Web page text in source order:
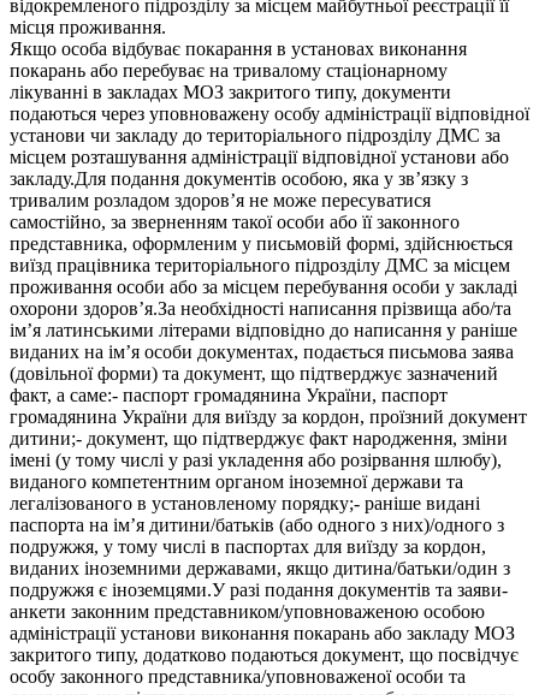
відокремленого підрозділу за місцем майбутньої реєстрації її
місця проживання.
Якщо особа відбуває покарання в установах виконання
покарань або перебуває на тривалому стаціонарному
лікуванні в закладах МОЗ закритого типу, документи
подаються через уповноважену особу адміністрації відповідної
установи чи закладу до територіального підрозділу ДМС за
місцем розташування адміністрації відповідної установи або
закладу.Для подання документів особою, яка у зв’язку з
тривалим розладом здоров’я не може пересуватися
самостійно, за зверненням такої особи або її законного
представника, оформленим у письмовій формі, здійснюється
виїзд працівника територіального підрозділу ДМС за місцем
проживання особи або за місцем перебування особи у закладі
охорони здоров’я.За необхідності написання прізвища або/та
ім’я латинськими літерами відповідно до написання у раніше
виданих на ім’я особи документах, подається письмова заява
(довільної форми) та документ, що підтверджує зазначений
факт, а саме:- паспорт громадянина України, паспорт
громадянина України для виїзду за кордон, проїзний документ
дитини;- документ, що підтверджує факт народження, зміни
імені (у тому числі у разі укладення або розірвання шлюбу),
виданого компетентним органом іноземної держави та
легалізованого в установленому порядку;- раніше видані
паспорта на ім’я дитини/батьків (або одного з них)/одного з
подружжя, у тому числі в паспортах для виїзду за кордон,
виданих іноземними державами, якщо дитина/батьки/один з
подружжя є іноземцями.У разі подання документів та заяви-
анкети законним представником/уповноваженою особою
адміністрації установи виконання покарань або закладу МОЗ
закритого типу, додатково подаються документ, що посвідчує
особу законного представника/уповноваженої особи та